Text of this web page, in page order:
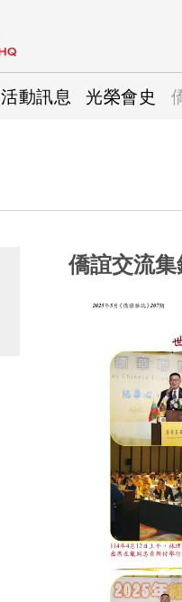
活動訊息 光榮會史
僑誼交流集